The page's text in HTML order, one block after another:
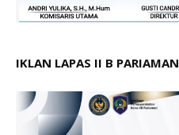
IKLAN LAPAS II B PARIAMAN